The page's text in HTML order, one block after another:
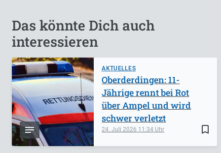
Das könnte Dich auch
interessieren
AKTUELLES
bookmark_border
24. Juli 2026 11:34
Oberderdingen: 11-
Jährige rennt bei Rot
über Ampel und wird
schwer verletzt